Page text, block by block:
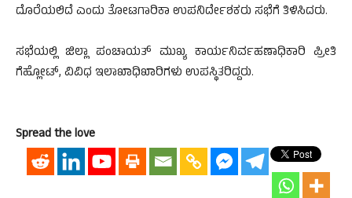
ದೊರೆಯಲಿದೆ ಎಂದು ತೋಟಗಾರಿಕಾ ಉಪನಿರ್ದೇಶಕರು ಸಭೆಗೆ ತಿಳಿಸಿದರು.
ಸಭೆಯಲ್ಲಿ ಜಿಲ್ಲಾ ಪಂಚಾಯತ್ ಮುಖ್ಯ ಕಾರ್ಯನಿರ್ವಹಣಾಧಿಕಾರಿ ಪ್ರೀತಿ
ಗೆಹ್ಲೋಟ್, ವಿವಿಧ ಇಲಾಖಾಧಿಖಾರಿಗಳು ಉಪಸ್ಥಿತರಿದ್ದರು.
Spread the love